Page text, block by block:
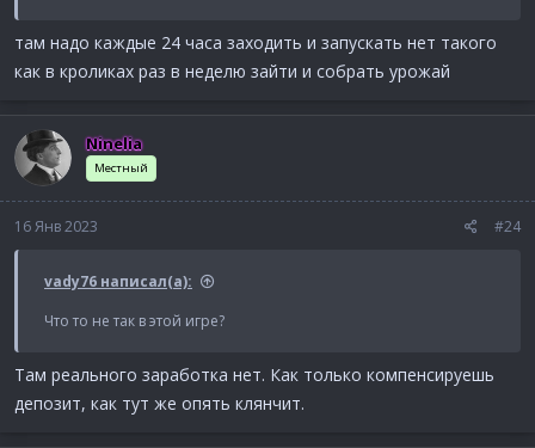
там надо каждые 24 часа заходить и запускать нет такого
как в кроликах раз в неделю зайти и собрать урожай
Ninelia
Местный
16 Янв 2023 #24
vady76 написал(а):
Что то не так в этой игре?
Там реального заработка нет. Как только компенсируешь
депозит, как тут же опять клянчит.